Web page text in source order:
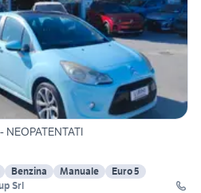
Benzina Manuale
Euro 5
Srl